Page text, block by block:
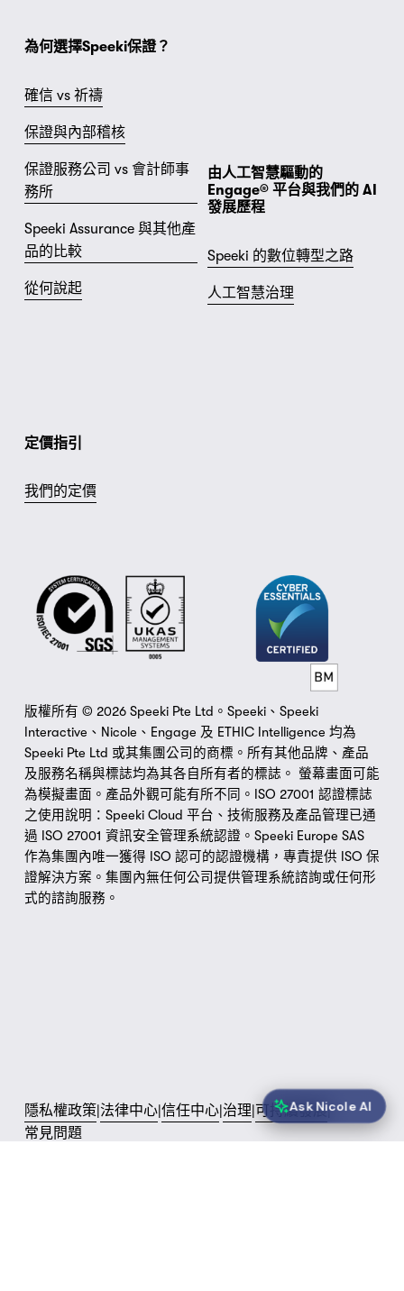
我們的定價
為何選擇Speeki保證？
確信 vs 祈禱
保證與內部稽核
保證服務公司 vs 會計師事
務所
Speeki Assurance 與其他產
品的比較
從何說起
定價指引
由人工智慧驅動的
Engage® 平台與我們的 AI
發展歷程
Speeki 的數位轉型之路
人工智慧治理
版權所有 © 2026 Speeki Pte Ltd。Speeki、Speeki
Interactive、Nicole、Engage 及 ETHIC Intelligence 均為
Speeki Pte Ltd 或其集團公司的商標。所有其他品牌、產品
及服務名稱與標誌均為其各自所有者的標誌。 螢幕畫面可能
為模擬畫面。產品外觀可能有所不同。ISO 27001 認證標誌
之使用說明：Speeki Cloud 平台、技術服務及產品管理已通
過 ISO 27001 資訊安全管理系統認證。Speeki Europe SAS
作為集團內唯一獲得 ISO 認可的認證機構，專責提供 ISO 保
證解決方案。集團內無任何公司提供管理系統諮詢或任何形
式的諮詢服務。
隱私權政策|法律中心|信任中心|治理|可持續發展|
常見問題
Ask Nicole AI